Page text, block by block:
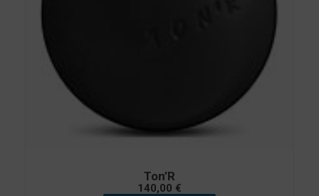
Ton’R
140,00 €